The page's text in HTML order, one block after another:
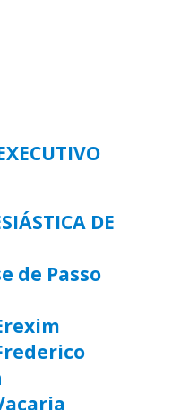
DE
de Passo